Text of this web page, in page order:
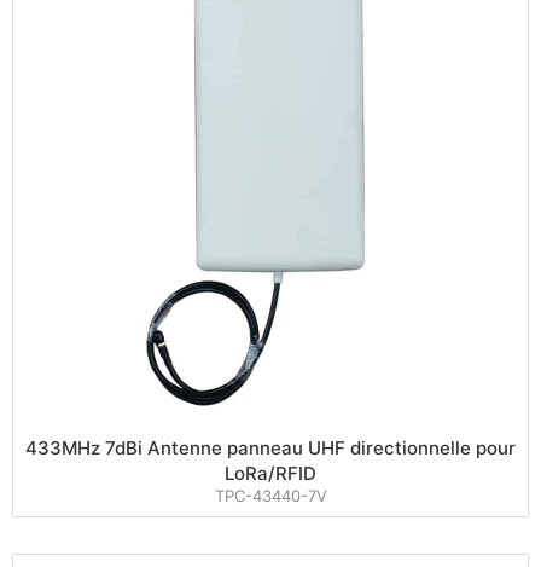
433MHz 7dBi Antenne panneau UHF directionnelle pour
LoRa/RFID
TPC-43440-7V